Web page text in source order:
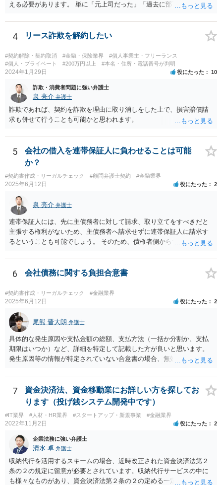
える必要があります。 単に「元上司だった」「過去に部下だった」と
りません。会社が貴方に損害賠償請求をするには、在職中の管理監督
義務違反、引継ぎの不備、不正の兆候を知りながら放置したことな
ど、具体的な義務違反と損害との因果関係を主張・立証する必要があ
ります。なお、在職中から会計処理や現金管理の不自然さを認識して
いた、部下に過度な権限を与えたまま放置していた、退職時に重要な
情報を引き継がなかった等の事情があれば、会社から問題視される可
能性はあるでしょう。 対応としては、まず会社から何を求められてい
るのかを明確にすることが重要です。謝罪、調査協力、金銭負担、始
末書提出など、求められている内容によって対応は異なります。不用
意に責任を認める文書を作成したり、損害負担を約束したりすること
は避けるべきです。一方で、在職中の業務内容、権限分掌、引継ぎ資
いる場合には、会社とのやり取りを保存し、弁護士に相談したうえで
対応なさった方がよいでしょう。
4 リース詐欺を解約したい
#契約解除・契約取消 #金融・保険業界
#個人事業主・フリーランス
#個人・プライベート
#200万円以上 #本名・住所・電話番号が判明
2024年1月29日 役にたった 10
詐欺・消費者問題に強い弁護士
泉 亮介 弁護士
詐欺であれば、契約を詐欺を理由に取り消しをした上で、損害賠償請
求も併せて行うことも可能かと思われます。
5
会社の借入を連帯保証人に負わせることは可能
か？
#契約書作成・リーガルチェック #顧問弁護士契約 #金融業界
2025年6月12日 役にたった 2
泉 亮介 弁護士
連帯保証人には、先に主債務者に対して請求、取り立てをすべきだと
主張する権利がないため、主債務者へ請求せずに連帯保証人に請求す
るということも可能でしょう。 そのため、債権者側からすれば、会社
求しても良いものとなります。
6 会社債務に関する負担合意書
#契約書作成・リーガルチェック #金融業界
2025年6月12日 役にたった 2
尾熊 晋大朗 弁護士
具体的な発生原因や支払金額の総額、支払方法（一括か分割か、支払
期限はいつか）など、詳細を特定して記載した方が良いと思います。
発生原因等の情報が特定されていない合意書の場合、無効になるリス
項など、合意書に記載した方が良い文言もありますので、ご注意され
た方が良いです。 合意書など法的な書面は文言によって効果が変わり
得るので、弁護士にご事情を伝えて直接相談、合意書の作成を依頼す
ることをお勧めいたします。
7
資金決済法、資金移動業にお詳しい方を探してお
ります（投げ銭システム開発中です）
#IT業界 #人材・HR業界 #スタートアップ・新規事業 #金融業界
2022年11月2日 役にたった 2
企業法務に強い弁護士
清水 卓 弁護士
収納代行を活用するスキームの場合、近時改正された資金決済法第２
条の２の規定に留意が必要とされています。収納代行サービスの中に
も様々なものがあり、資金決済法第２条の２の定める一定の要件（内